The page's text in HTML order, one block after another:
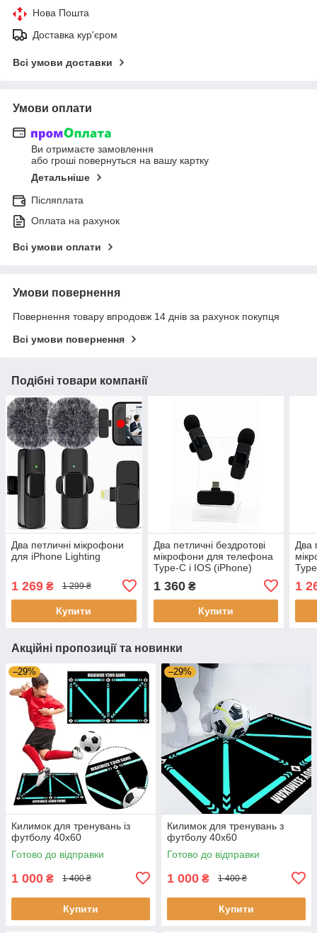
Нова Пошта
Доставка кур'єром
Всі умови доставки
Умови оплати
Ви отримаєте замовлення
або гроші повернуться на вашу картку
Детальніше
Післяплата
Оплата на рахунок
Всі умови оплати
Умови повернення
Повернення товару впродовж 14 днів за рахунок покупця
Всі умови повернення
Подібні товари компанії
Два петличні мікрофони
для iPhone Lighting
1 269 ₴ 1 299 ₴
Купити
Два петличні бездротові
мікрофони для телефона
Type-C і IOS (iPhone)
1 360₴
Купити
Два
1
Акційні пропозиції та новинки
–29%
Килимок для тренувань із
футболу 40х60
Готово до відправки
1 000 ₴ 1 400 ₴
Купити
–29%
Килимок для тренувань з
футболу 40х60
Готово до відправки
1 000 ₴ 1 400 ₴
Купити